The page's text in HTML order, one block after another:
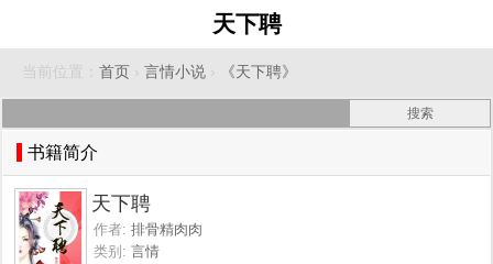
天下聘
当前位置： 首页 › 言情小说 › 《天下聘》
书籍简介
天下聘
作者: 排骨精肉肉
类别: 言情